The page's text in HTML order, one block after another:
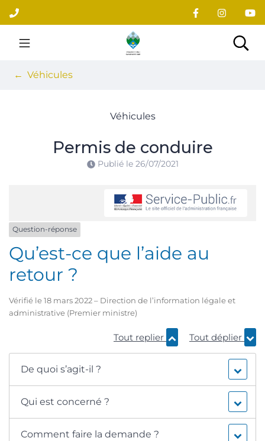
Aller
au
contenu
Site officiel du village
Véhicules
Véhicules
Permis de conduire
Publié le 26/07/2021
Question-réponse
Qu’est-ce que l’aide au
retour ?
Vérifié le 18 mars 2022 – Direction de l’information légale et
administrative (Premier ministre)
Tout replier Tout déplier
De quoi s’agit-il ?
Qui est concerné ?
Comment faire la demande ?